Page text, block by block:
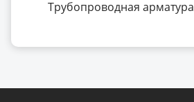
Трубопроводная арматура